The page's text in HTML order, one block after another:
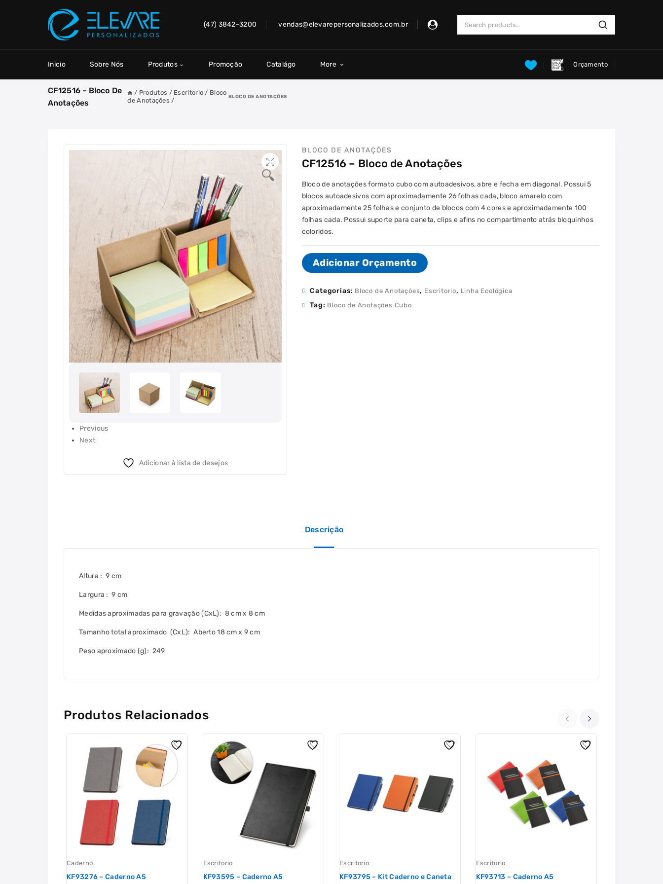
(47) 3842-3200 vendas@elevarepersonalizados.com.br Search
Inicio Sobre Nós Produtos Promoção Catalágo More Orçamento
CF12516 – Bloco De
Anotações
/ Produtos / Escritorio / Bloco
de Anotações /
BLOCO DE ANOTAÇÕES
🔍
Previous
Next
Adicionar à lista de desejos
BLOCO DE ANOTAÇÕES
CF12516 – Bloco de Anotações
Bloco de anotações formato cubo com autoadesivos, abre e fecha em diagonal. Possui 5
blocos autoadesivos com aproximadamente 26 folhas cada, bloco amarelo com
aproximadamente 25 folhas e conjunto de blocos com 4 cores e aproximadamente 100
folhas cada. Possui suporte para caneta, clips e afins no compartimento atrás bloquinhos
coloridos.
Adicionar Orçamento
Categorias: Bloco de Anotações, Escritorio, Linha Ecológica
Tag: Bloco de Anotações Cubo
Descrição
Altura : 9 cm
Largura : 9 cm
Medidas aproximadas para gravação(CxL): 8 cm x 8 cm
Tamanho total aproximado (CxL): Aberto 18 cm x 9 cm
Peso aproximado (g): 249
Produtos Relacionados
Caderno
KF93276 – Caderno A5
Escritorio
KF93595 – Caderno A5
Escritorio
KF93795 – Kit Caderno e Caneta
Escritorio
KF93713 – Caderno A5